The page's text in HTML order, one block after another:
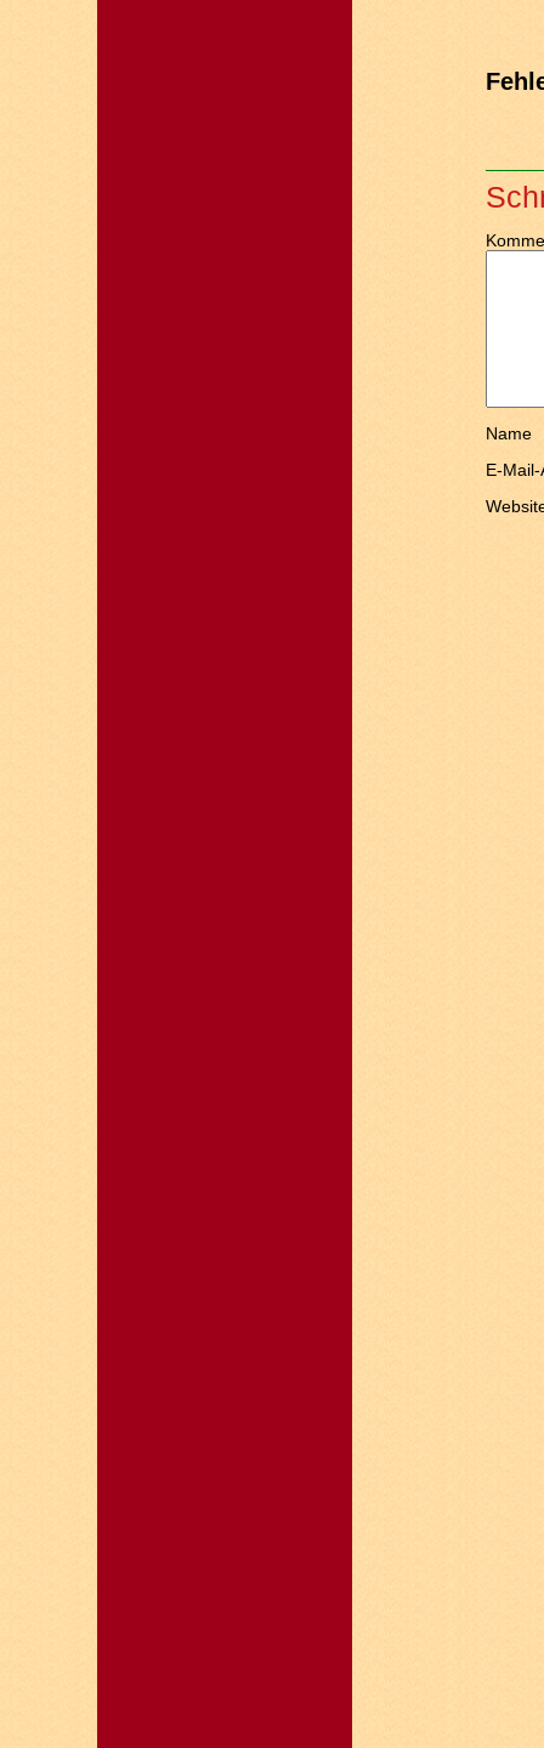
Name
E-